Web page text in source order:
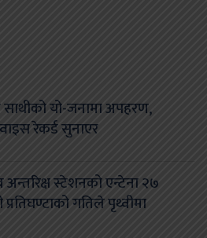
यो-जनामा अपहरण,
रेकर्ड सुनाएर
स्टेशनको एन्टेना २७
गतिले पृथ्वीमा